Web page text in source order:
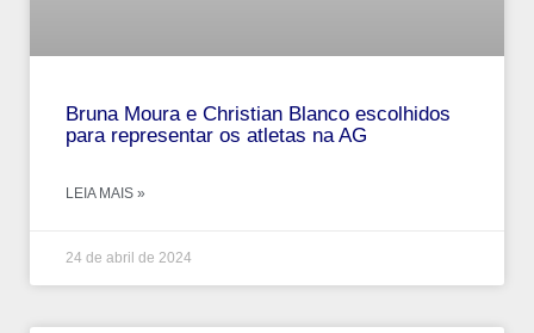
Bruna Moura e Christian Blanco escolhidos
para representar os atletas na AG
LEIA MAIS »
24 de abril de 2024